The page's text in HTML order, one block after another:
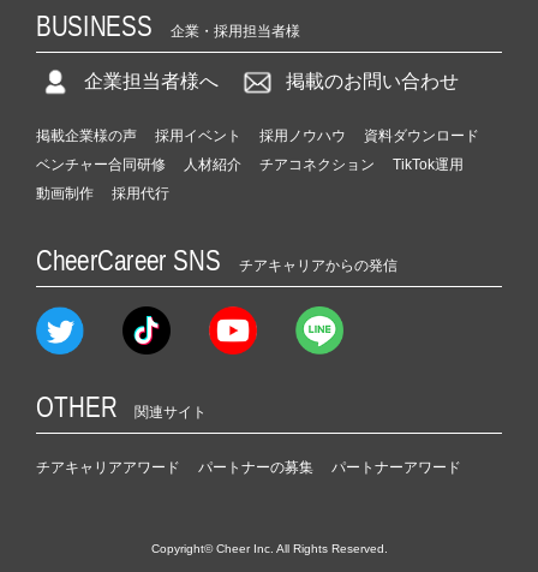
BUSINESS 企業・採用担当者様
企業担当者様へ 掲載のお問い合わせ
掲載企業様の声 採用イベント 採用ノウハウ
資料ダウンロード
ベンチャー合同研修
人材紹介 チアコネクション
TikTok運用
動画制作
採用代行
CheerCareer SNS チアキャリアからの発信
OTHER 関連サイト
チアキャリアアワード パートナーの募集 パートナーアワード
Copyright© Cheer Inc. All Rights Reserved.